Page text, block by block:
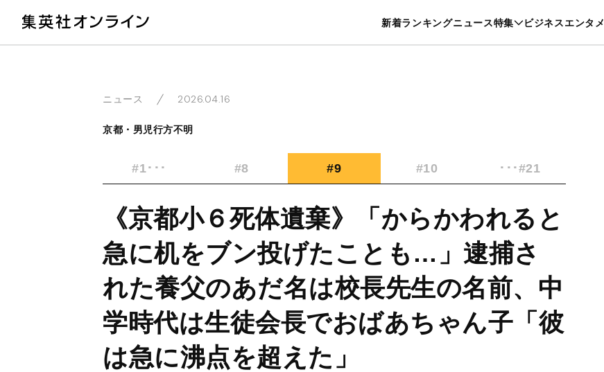
新着ランキングニュース特集 ビジネスエンタメ
暮らし スポーツ ヘルスケア 美容 グルメ
ニュース 2026.04.16
京都・男児行方不明
#1･･･ #8 #9 #10 ･･･#21
《京都小６死体遺棄》「からかわれると
急に机をブン投げたことも…」逮捕さ
れた養父のあだ名は校長先生の名前、中
学時代は生徒会長でおばあちゃん子「彼
は急に沸点を超えた」